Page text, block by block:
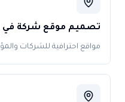
تصميم موقع شركة في
مواقع احترافية للشركات